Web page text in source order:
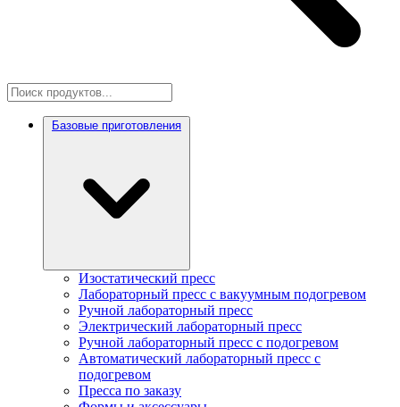
Базовые приготовления
Изостатический пресс
Лабораторный пресс с вакуумным подогревом
Ручной лабораторный пресс
Электрический лабораторный пресс
Ручной лабораторный пресс с подогревом
Автоматический лабораторный пресс с
подогревом
Пресса по заказу